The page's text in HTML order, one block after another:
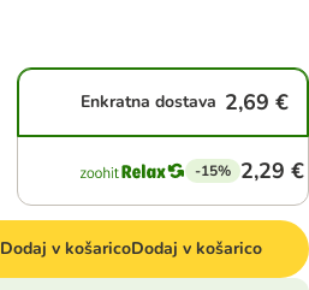
Enkratna dostava 2,69 €
-15% 2,29 €
Dodaj v košaricoDodaj v košarico